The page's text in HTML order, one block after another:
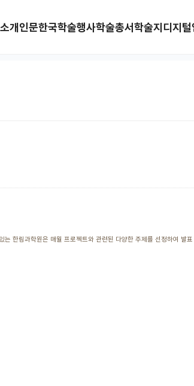
개인문한국학술행사학술총서학술지디지
한림과학원은 매월 프로젝트와 관련된 다양한 주제를 선정하여 발